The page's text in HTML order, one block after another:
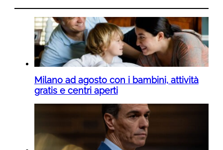
Milano ad agosto con i bambini, attività
gratis e centri aperti